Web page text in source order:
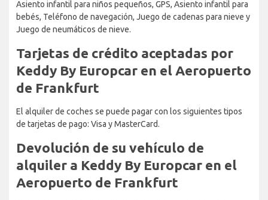
Asiento infantil para niños pequeños, GPS, Asiento infantil para
bebés, Teléfono de navegación, Juego de cadenas para nieve y
Juego de neumáticos de nieve.
Tarjetas de crédito aceptadas por
Keddy By Europcar en el Aeropuerto
de Frankfurt
El alquiler de coches se puede pagar con los siguientes tipos
de tarjetas de pago: Visa y MasterCard.
Devolución de su vehículo de
alquiler a Keddy By Europcar en el
Aeropuerto de Frankfurt